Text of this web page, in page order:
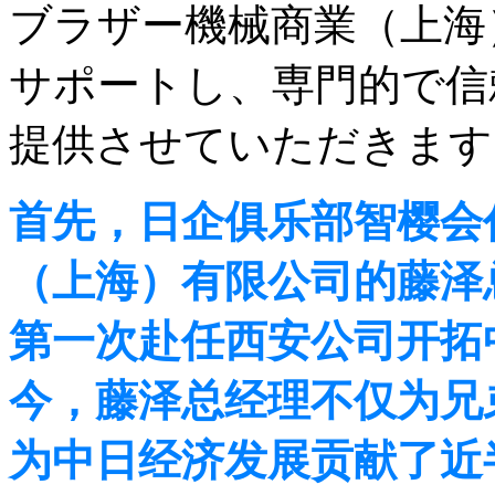
ブラザー機械商業（上
サポートし、専門的で
提供させていただきま
首先，日企俱乐部智樱
（上海）有限公司的藤
第一次赴任西安公司开
今，藤泽总经理不仅为
为中日经济发展贡献了